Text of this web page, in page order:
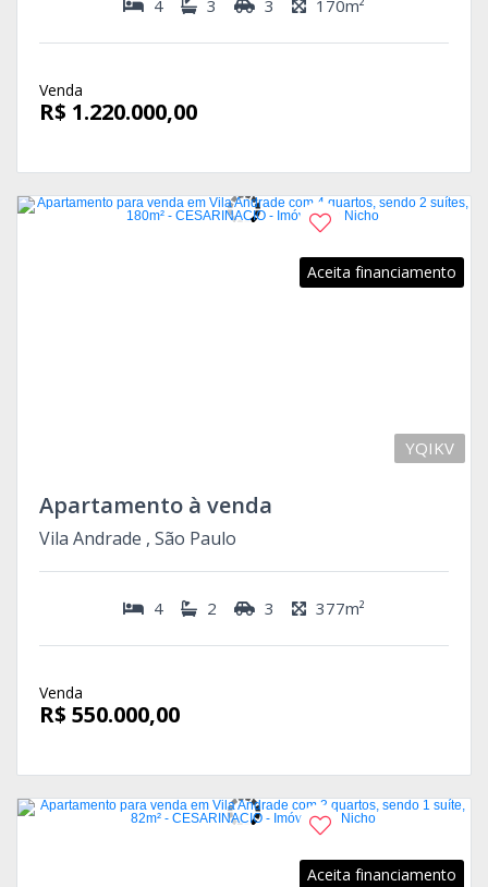
4 3 3 170m²
Venda
R$ 1.220.000,00
Aceita financiamento
YQIKV
Apartamento à venda
Vila Andrade , São Paulo
4 2 3 377m²
Venda
R$ 550.000,00
Aceita financiamento